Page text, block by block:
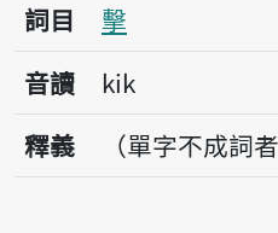
詞目
擊
音讀
kik
釋義
（單字不成詞